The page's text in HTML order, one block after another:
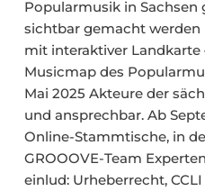
Popularmusik in Sachsen
sichtbar gemacht
mit interaktiver Landkarte
Musicmap des
Mai 2025 Akteure der
und ansprechbar. Ab
Online-Stammtische, in
GROOOVE-Team
einlud: Urheberrecht,